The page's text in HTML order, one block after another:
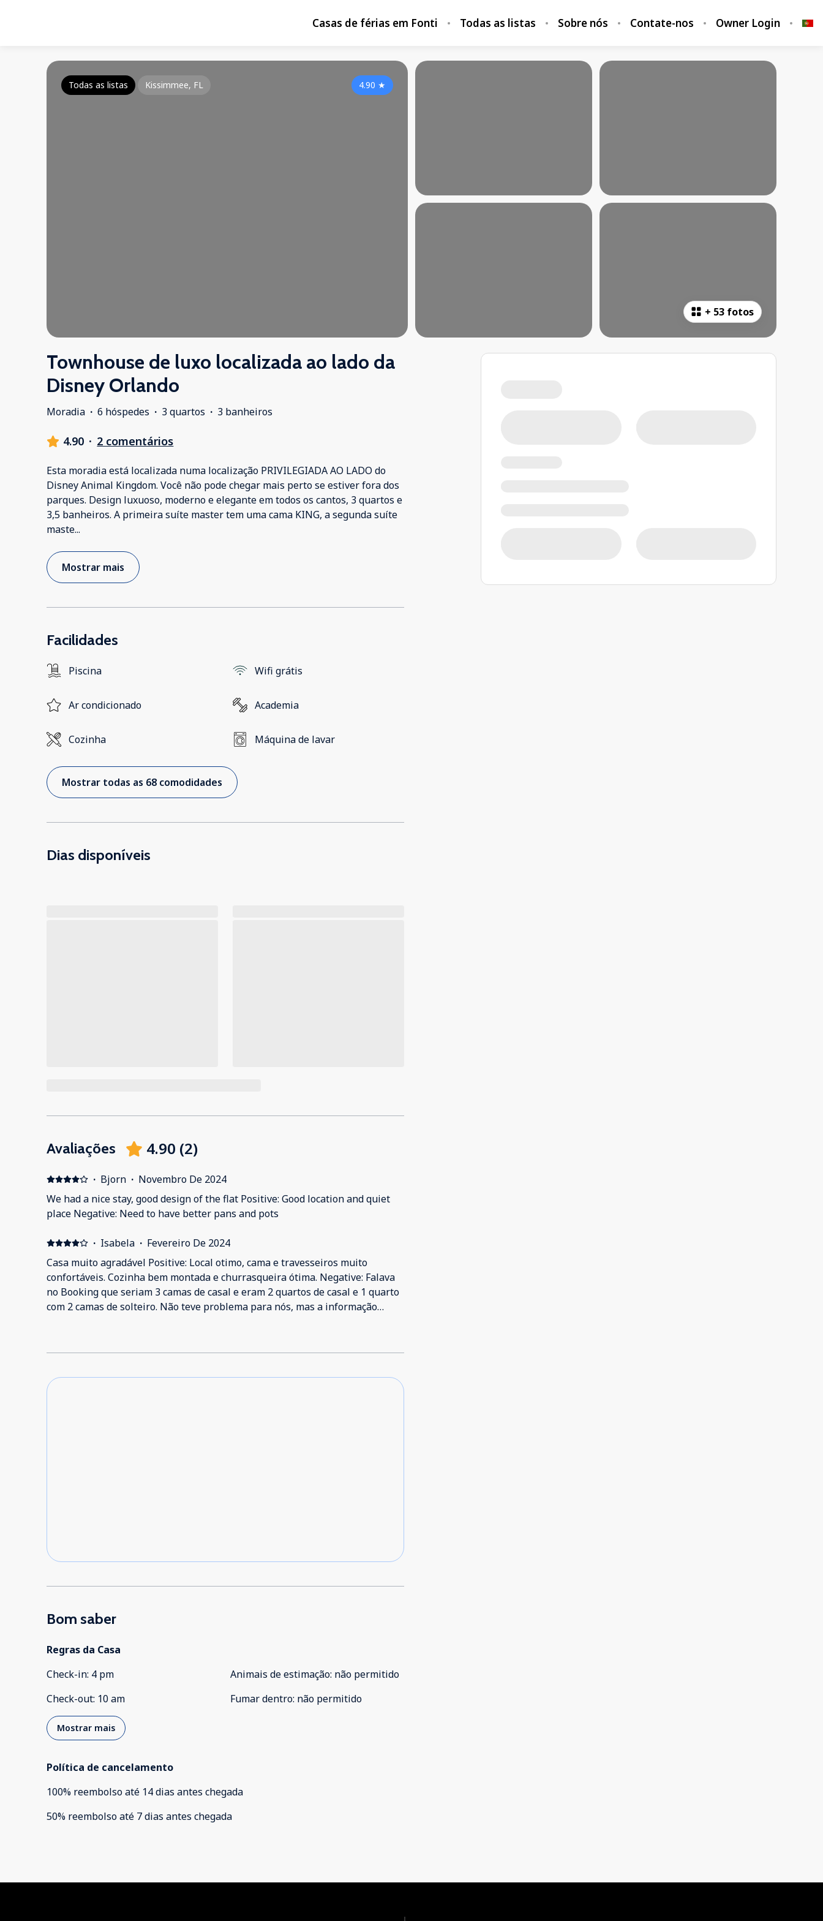
Casas de férias em Fonti Todas as listas Sobre nós Contate-nos Owner Login
+ 53 fotos
4.90 ★
Todas as listas Kissimmee, FL
Townhouse de luxo localizada ao lado da
Disney Orlando
Moradia · 6 hóspedes · 3 quartos · 3 banheiros
4.90 · 2 comentários
Esta moradia está localizada numa localização PRIVILEGIADA AO LADO do
Disney Animal Kingdom. Você não pode chegar mais perto se estiver fora dos
parques. Design luxuoso, moderno e elegante em todos os cantos, 3 quartos e
3,5 banheiros. A primeira suíte master tem uma cama KING, a segunda suíte
maste...
Mostrar mais
Facilidades
Piscina Wifi grátis
Ar condicionado Academia
Cozinha Máquina de lavar
Mostrar todas as 68 comodidades
Dias disponíveis
Avaliações 4.90 (2)
· Bjorn · Novembro De 2024
We had a nice stay, good design of the flat Positive: Good location and quiet
place Negative: Need to have better pans and pots
· Isabela · Fevereiro De 2024
Casa muito agradável Positive: Local otimo, cama e travesseiros muito
confortáveis. Cozinha bem montada e churrasqueira ótima. Negative: Falava
no Booking que seriam 3 camas de casal e eram 2 quartos de casal e 1 quarto
com 2 camas de solteiro. Não teve problema para nós, mas a informação
Bom saber
Regras da Casa
Check-in: 4 pm
Check-out: 10 am
Animais de estimação: não permitido
Fumar dentro: não permitido
Mostrar mais
Política de cancelamento
100% reembolsoaté 14 dias antes chegada
50% reembolsoaté 7 dias antes chegada